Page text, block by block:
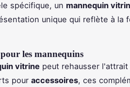
spécifique, un mannequin
unique qui reflète à la
les mannequins
vitrine peut rehausser l'attrait
pour accessoires, ces